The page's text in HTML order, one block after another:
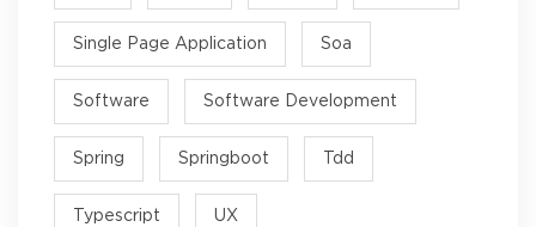
Single Page Application Soa
Software Software Development
Spring Springboot Tdd
Typescript UX